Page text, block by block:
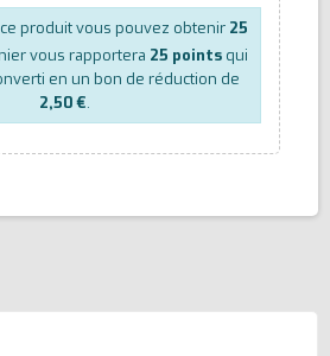
ce produit vous pouvez obtenir 25
vous rapportera 25 points qui
en un bon de réduction de
2,50 €.